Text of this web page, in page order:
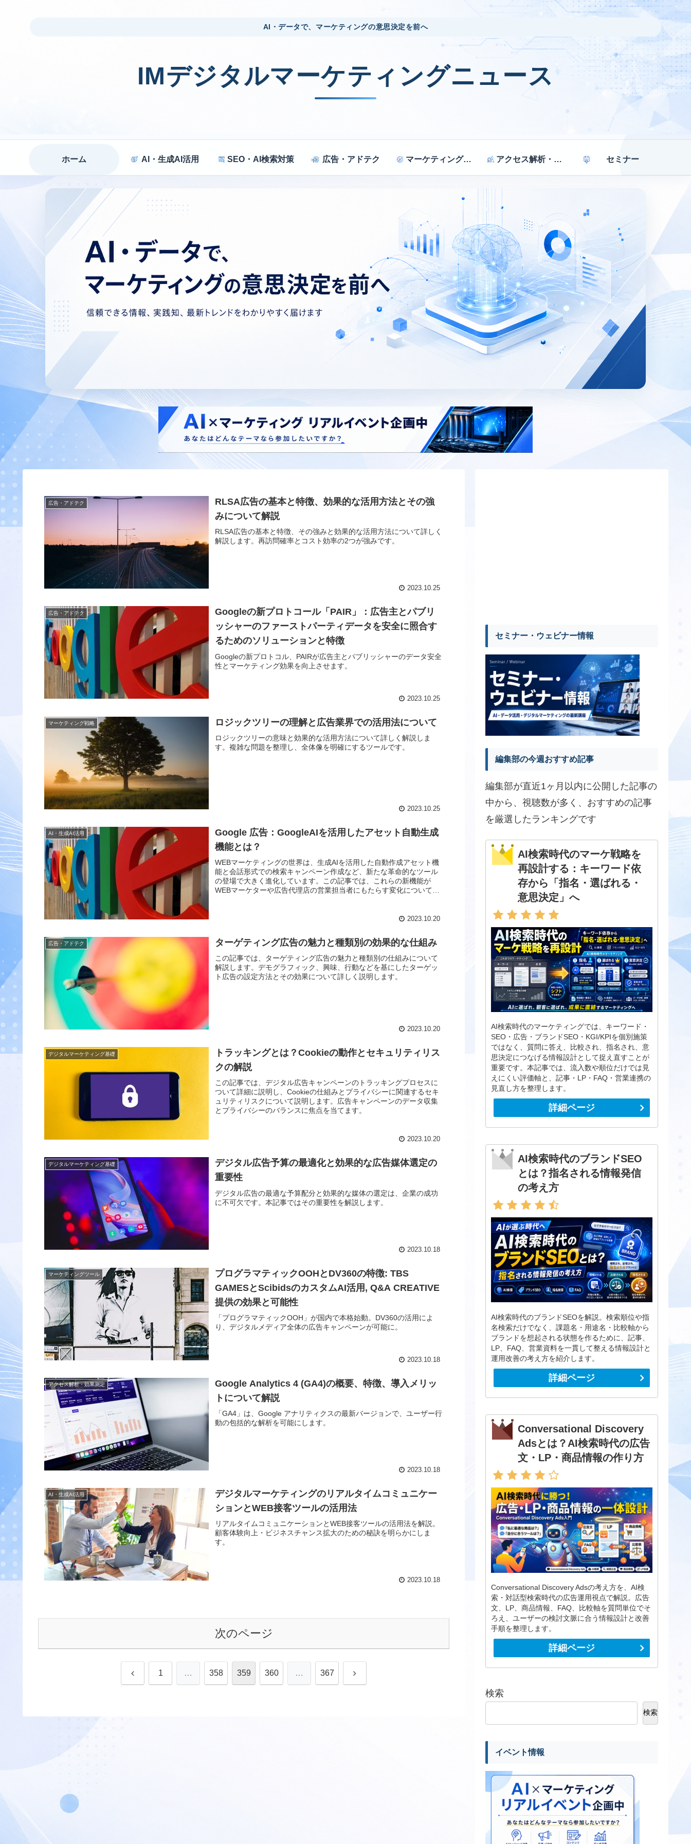
AI・データで、マーケティングの意思決定を前へ
IMデジタルマーケティングニュース
ホーム AI・生成AI活用 SEO・AI検索対策 広告・アドテク マーケティング戦略 アクセス解析・効果測定 セミナー
広告・アドテク
RLSA広告の基本と特徴、効果的な活用方法とその強
みについて解説
RLSA広告の基本と特徴、その強みと効果的な活用方法について詳しく
解説します。再訪問確率とコスト効率の2つが強みです。
2023.10.25
広告・アドテク
Googleの新プロトコール「PAIR」：広告主とパブリ
ッシャーのファーストパーティデータを安全に照合す
るためのソリューションと特徴
Googleの新プロトコル、PAIRが広告主とパブリッシャーのデータ安全
性とマーケティング効果を向上させます。
2023.10.25
マーケティング戦略 ロジックツリーの理解と広告業界での活用法について
ロジックツリーの意味と効果的な活用方法について詳しく解説しま
す。複雑な問題を整理し、全体像を明確にするツールです。
2023.10.25
AI・生成AI活用
Google 広告：GoogleAIを活用したアセット自動生成
機能とは？
WEBマーケティングの世界は、生成AIを活用した自動作成アセット機
能と会話形式での検索キャンペーン作成など、新たな革命的なツール
の登場で大きく進化しています。この記事では、これらの新機能が
WEBマーケターや広告代理店の営業担当者にもたらす変化について探
2023.10.20
広告・アドテク ターゲティング広告の魅力と種類別の効果的な仕組み
この記事では、ターゲティング広告の魅力と種類別の仕組みについて
解説します。デモグラフィック、興味、行動などを基にしたターゲッ
ト広告の設定方法とその効果について詳しく説明します。
2023.10.20
デジタルマーケティング基礎
トラッキングとは？Cookieの動作とセキュリティリス
クの解説
この記事では、デジタル広告キャンペーンのトラッキングプロセスに
ついて詳細に説明し、Cookieの仕組みとプライバシーに関連するセキ
ュリティリスクについて説明します。広告キャンペーンのデータ収集
とプライバシーのバランスに焦点を当てます。
2023.10.20
デジタルマーケティング基礎
デジタル広告予算の最適化と効果的な広告媒体選定の
重要性
デジタル広告の最適な予算配分と効果的な媒体の選定は、企業の成功
に不可欠です。本記事ではその重要性を解説します。
2023.10.18
マーケティングツール
プログラマティックOOHとDV360の特徴: TBS
GAMESとScibidsのカスタムAI活用, Q&A CREATIVE
提供の効果と可能性
「プログラマティックOOH」が国内で本格始動。DV360の活用によ
り、デジタルメディア全体の広告キャンペーンが可能に。
2023.10.18
アクセス解析・効果測定
Google Analytics 4 (GA4)の概要、特徴、導入メリッ
トについて解説
「GA4」は、Google アナリティクスの最新バージョンで、ユーザー行
動の包括的な解析を可能にします。
2023.10.18
AI・生成AI活用
デジタルマーケティングのリアルタイムコミュニケー
ションとWEB接客ツールの活用法
リアルタイムコミュニケーションとWEB接客ツールの活用法を解説。
顧客体験向上・ビジネスチャンス拡大のための秘訣を明らかにしま
す。
2023.10.18
次のページ
前 1 … 358 359 360 … 367 次
セミナー・ウェビナー情報
編集部の今週おすすめ記事
編集部が直近1ヶ月以内に公開した記事の
中から、視聴数が多く、おすすめの記事
を厳選したランキングです
AI検索時代のマーケ戦略を
再設計する：キーワード依
存から「指名・選ばれる・
意思決定」へ
AI検索時代のマーケティングでは、キーワード・
SEO・広告・ブランドSEO・KGI/KPIを個別施策
ではなく、質問に答え、比較され、指名され、意
思決定につなげる情報設計として捉え直すことが
重要です。本記事では、流入数や順位だけでは見
えにくい評価軸と、記事・LP・FAQ・営業連携の
見直し方を整理します。
詳細ページ
AI検索時代のブランドSEO
とは？指名される情報発信
の考え方
AI検索時代のブランドSEOを解説。検索順位や指
名検索だけでなく、課題名・用途名・比較軸から
ブランドを想起される状態を作るために、記事、
LP、FAQ、営業資料を一貫して整える情報設計と
運用改善の考え方を紹介します。
詳細ページ
Conversational Discovery
Adsとは？AI検索時代の広告
文・LP・商品情報の作り方
Conversational Discovery Adsの考え方を、AI検
索・対話型検索時代の広告運用視点で解説。広告
文、LP、商品情報、FAQ、比較軸を質問単位でそ
ろえ、ユーザーの検討文脈に合う情報設計と改善
手順を整理します。
詳細ページ
検索
検索
イベント情報